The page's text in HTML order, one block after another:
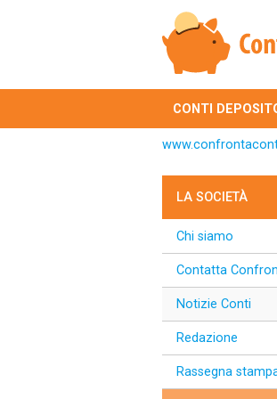
CONTI
LA SOCIETÀ
Chi siamo
Contatta
Notizie Conti
Redazione
Rassegna